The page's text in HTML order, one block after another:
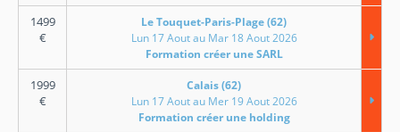
1499
€
Le Touquet-Paris-Plage (62)
Lun 17 Aout au Mar 18 Aout 2026
Formation créer une SARL
1999
€
Calais (62)
Lun 17 Aout au Mer 19 Aout 2026
Formation créer une holding